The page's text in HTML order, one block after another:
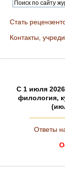
Стать
Контакты,
C 1 июля
филология,
Ответы